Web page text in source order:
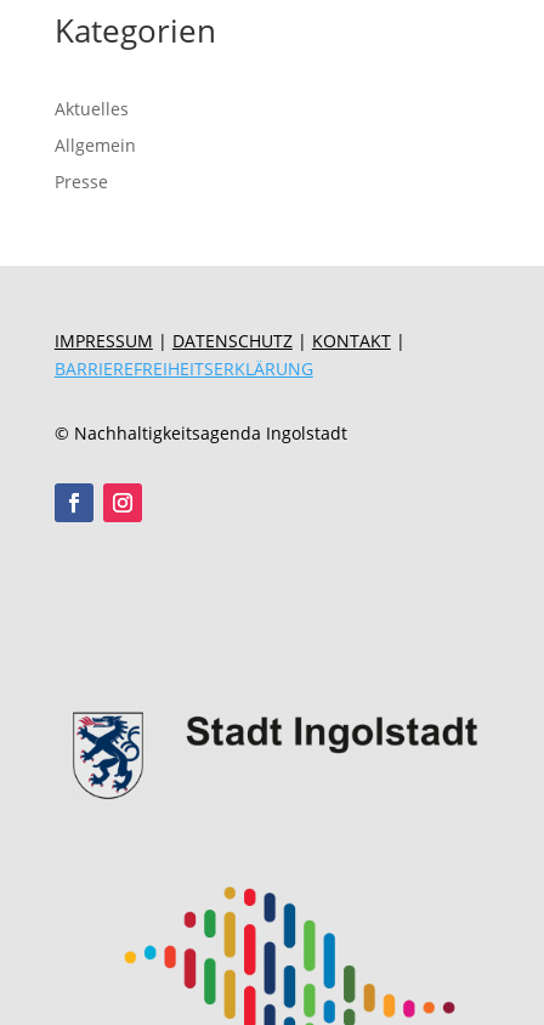
Kategorien
Aktuelles
Allgemein
Presse
IMPRESSUM | DATENSCHUTZ| KONTAKT |
BARRIEREFREIHEITSERKLÄRUNG
© Nachhaltigkeitsagenda Ingolstadt